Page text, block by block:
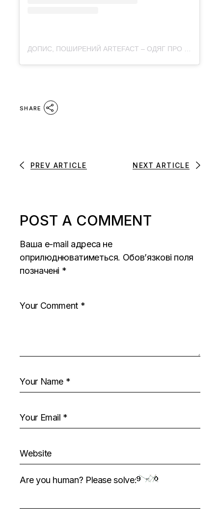
ДОПИС, ПОШИРЕНИЙ ARTEFACT – ОДЯГ ПРО КУЛЬТУРУ (@ARTEFACT.MERCH)
SHARE
PREV ARTICLE NEXT ARTICLE
POST A COMMENT
Ваша e-mail адреса не
оприлюднюватиметься. Обов’язкові поля
позначені *
Are you human? Please solve: